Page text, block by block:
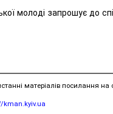
молоді запрошує
матеріалів посилання на
kman.kyiv.ua